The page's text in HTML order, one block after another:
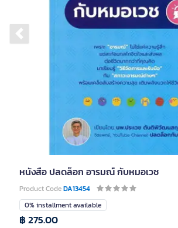
Previous slide
หนังสือ ปลดล็อก อารมณ์ กับหมอเวช
Product CodeDA13454
0% installment available
฿ 275.00